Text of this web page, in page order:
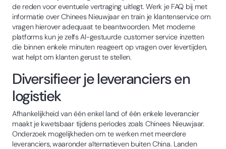
de reden voor eventuele vertraging uitlegt. Werk je FAQ bij met
informatie over Chinees Nieuwjaar en train je klantenservice om
vragen hierover adequaat te beantwoorden. Met moderne
platforms kun je zelfs AI-gestuurde customer service inzetten
die binnen enkele minuten reageert op vragen over levertijden,
wat helpt om klanten gerust te stellen.
Diversifieer je leveranciers en
logistiek
Afhankelijkheid van één enkel land of één enkele leverancier
maakt je kwetsbaar tijdens periodes zoals Chinees Nieuwjaar.
Onderzoek mogelijkheden om te werken met meerdere
leveranciers, waaronder alternatieven buiten China. Landen